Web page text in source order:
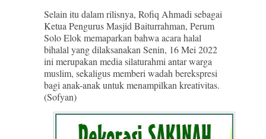
Selain itu dalam rilisnya, Rofiq Ahmadi sebagai
Ketua Pengurus Masjid Baiturrahman, Perum
Solo Elok memaparkan bahwa acara halal
bihalal yang dilaksanakan Senin, 16 Mei 2022
ini merupakan media silaturahmi antar warga
muslim, sekaligus memberi wadah berekspresi
bagi anak-anak untuk menampilkan kreativitas.
(Sofyan)